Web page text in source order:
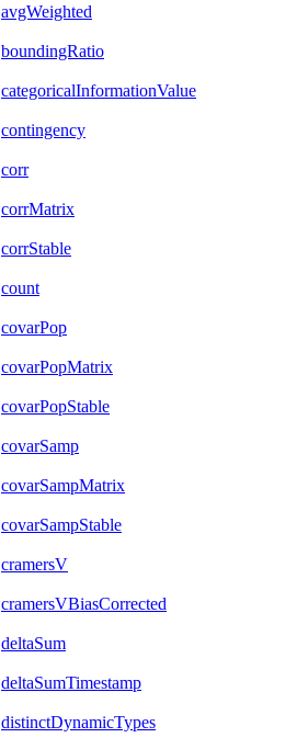
avgWeighted
boundingRatio
categoricalInformationValue
contingency
corr
corrMatrix
corrStable
count
covarPop
covarPopMatrix
covarPopStable
covarSamp
covarSampMatrix
covarSampStable
cramersV
cramersVBiasCorrected
deltaSum
deltaSumTimestamp
distinctDynamicTypes